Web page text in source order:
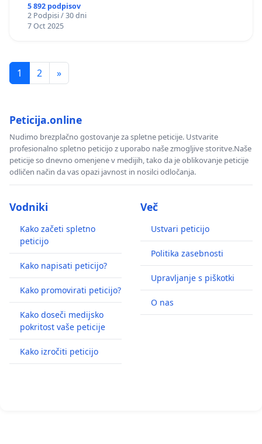
5 892 podpisov
2 Podpisi / 30 dni
7 Oct 2025
1 2 »
Peticija.online
Nudimo brezplačno gostovanje za spletne peticije. Ustvarite
profesionalno spletno peticijo z uporabo naše zmogljive storitve.Naše
peticije so dnevno omenjene v medijih, tako da je oblikovanje peticije
odličen način da vas opazi javnost in nosilci odločanja.
Vodniki
Kako začeti spletno
peticijo
Kako napisati peticijo?
Kako promovirati peticijo?
Kako doseči medijsko
pokritost vaše peticije
Kako izročiti peticijo
Več
Ustvari peticijo
Politika zasebnosti
Upravljanje s piškotki
O nas